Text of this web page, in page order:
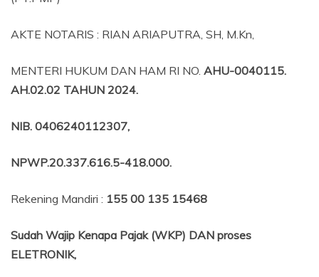
AKTE NOTARIS : RIAN ARIAPUTRA, SH, M.Kn,
MENTERI HUKUM DAN HAM RI NO. AHU-0040115.
AH.02.02 TAHUN 2024.
NIB. 0406240112307,
NPWP.20.337.616.5-418.000.
Rekening Mandiri : 155 00 135 15468
Sudah Wajip Kenapa Pajak (WKP) DAN proses
ELETRONIK,